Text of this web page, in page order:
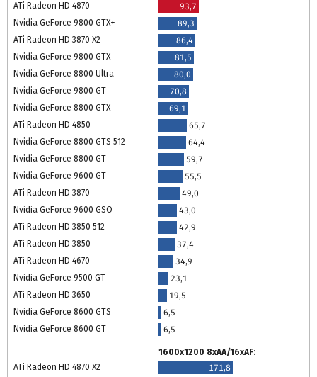
ATi Radeon HD 4870
93,7
Nvidia GeForce 9800 GTX+
89,3
ATi Radeon HD 3870 X2
86,4
Nvidia GeForce 9800 GTX
81,5
Nvidia GeForce 8800 Ultra
80,0
Nvidia GeForce 9800 GT
70,8
Nvidia GeForce 8800 GTX
69,1
ATi Radeon HD 4850
65,7
Nvidia GeForce 8800 GTS 512
64,4
Nvidia GeForce 8800 GT
59,7
Nvidia GeForce 9600 GT
55,5
ATi Radeon HD 3870
49,0
Nvidia GeForce 9600 GSO
43,0
ATi Radeon HD 3850 512
42,9
ATi Radeon HD 3850
37,4
ATi Radeon HD 4670
34,9
Nvidia GeForce 9500 GT
23,1
ATi Radeon HD 3650
19,5
Nvidia GeForce 8600 GTS
6,5
Nvidia GeForce 8600 GT
6,5
1600x1200 8xAA/16xAF:
ATi Radeon HD 4870 X2
171,8